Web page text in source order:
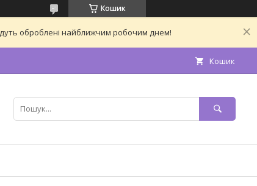
Кошик
оброблені найближчим робочим днем!
Кошик